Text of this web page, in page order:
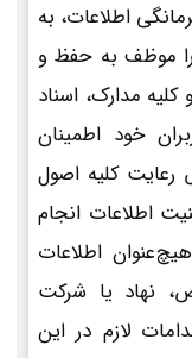
اطلاعات، به
موظف به حفظ و
مدارک، اسناد
خود اطمینان
کلیه اصول
اطلاعات انجام
اطلاعات
نهاد یا شرکت
لازم در این